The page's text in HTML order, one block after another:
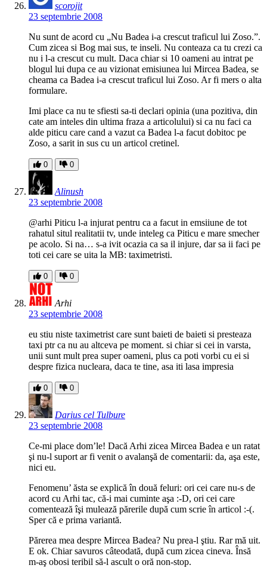
scorojit
23 septembrie 2008
Nu sunt de acord cu „Nu Badea i-a crescut traficul lui Zoso.”.
Cum zicea si Bog mai sus, te inseli. Nu conteaza ca tu crezi ca
nu i l-a crescut cu mult. Daca chiar si 10 oameni au intrat pe
blogul lui dupa ce au vizionat emisiunea lui Mircea Badea, se
cheama ca Badea i-a crescut traficul lui Zoso. Ar fi mers o alta
formulare.
Imi place ca nu te sfiesti sa-ti declari opinia (una pozitiva, din
cate am inteles din ultima fraza a articolului) si ca nu faci ca
alde piticu care cand a vazut ca Badea l-a facut dobitoc pe
Zoso, a sarit in sus cu un articol cretinel.
0 0
Alinush
23 septembrie 2008
@arhi Piticu l-a injurat pentru ca a facut in emsiiune de tot
rahatul situl realitatii tv, unde inteleg ca Piticu e mare smecher
pe acolo. Si na… s-a ivit ocazia ca sa il injure, dar sa ii faci pe
toti cei care se uita la MB: taximetristi.
0 0
Arhi
23 septembrie 2008
eu stiu niste taximetrist care sunt baieti de baieti si presteaza
taxi ptr ca nu au altceva pe moment. si chiar si cei in varsta,
unii sunt mult prea super oameni, plus ca poti vorbi cu ei si
despre fizica nucleara, daca te tine, asa iti lasa impresia
0 0
Darius cel Tulbure
23 septembrie 2008
Ce-mi place dom’le! Dacă Arhi zicea Mircea Badea e un ratat
şi nu-l suport ar fi venit o avalanşă de comentarii: da, aşa este,
nici eu.
Fenomenu’ ăsta se explică în două feluri: ori cei care nu-s de
acord cu Arhi tac, că-i mai cuminte aşa :-D, ori cei care
comentează îşi mulează părerile după cum scrie în articol :-(.
Sper că e prima variantă.
Părerea mea despre Mircea Badea? Nu prea-l ştiu. Rar mă uit.
E ok. Chiar savuros câteodată, după cum zicea cineva. Însă
m-aş obosi teribil să-l ascult o oră non-stop.